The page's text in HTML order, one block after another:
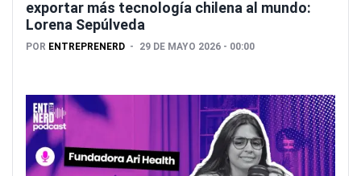
exportar más tecnología chilena al mundo:
Lorena Sepúlveda
POR ENTREPRENERD 29 DE MAYO 2026 - 00:00